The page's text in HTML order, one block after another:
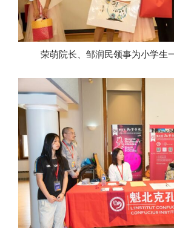
荣萌院长、邹润民领事为小学生